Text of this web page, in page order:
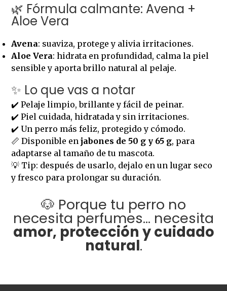
🌿 Fórmula calmante: Avena +
Aloe Vera
Avena: suaviza, protege y alivia irritaciones.
Aloe Vera: hidrata en profundidad, calma la piel
sensible y aporta brillo natural al pelaje.
✨ Lo que vas a notar
✔️ Pelaje limpio, brillante y fácil de peinar.
✔️ Piel cuidada, hidratada y sin irritaciones.
✔️ Un perro más feliz, protegido y cómodo.
📏 Disponible enjabones de 50 g y 65 g, para
adaptarse al tamaño de tu mascota.
💡 Tip: después de usarlo, dejalo en un lugar seco
y fresco para prolongar su duración.
🐶 Porque tu perro no
necesita perfumes… necesita
amor, protección y cuidado
natural.